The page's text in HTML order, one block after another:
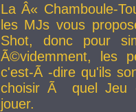
La Â« Chamboule-
les MJs vous
Shot, donc pour
Ã©videmment, les
c'est-Ã -dire qu'ils
choisir Ã quel Jeu
jouer.